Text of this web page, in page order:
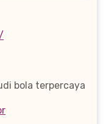
bola terpercaya